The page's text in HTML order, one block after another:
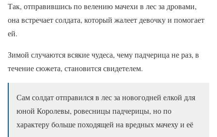
Так, отправившись по велению мачехи в лес за дровами,
она встречает солдата, который жалеет девочку и помогает
ей.
Зимой случаются всякие чудеса, чему падчерица не раз, в
течение сюжета, становится свидетелем.
Сам солдат отправился в лес за новогодней елкой для
юной Королевы, ровесницы падчерицы, но по
характеру больше походящей на вредных мачеху и её